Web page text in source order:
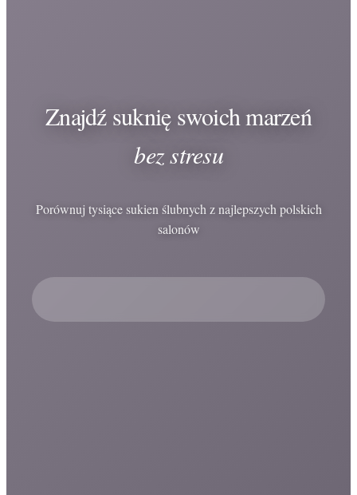
Znajdź suknię swoich marzeń
bez stresu
Porównuj tysiące sukien ślubnych z najlepszych polskich
salonów